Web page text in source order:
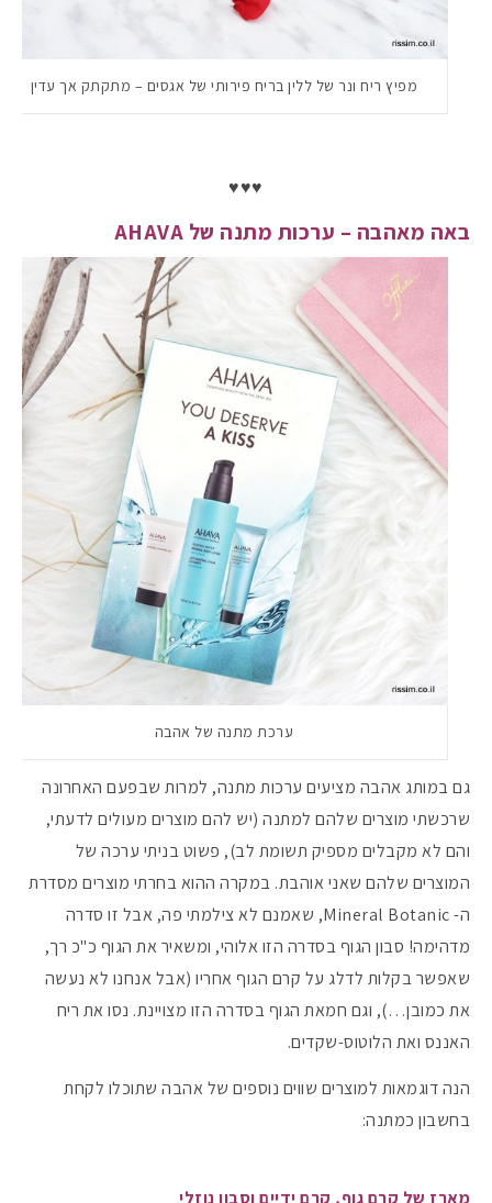
מפיץ ריח ונר של ללין בריח פירותי של אגסים – מתקתק אך עדין
♥♥♥
באה מאהבה – ערכות מתנה של AHAVA
ערכת מתנה של אהבה
גם במותג אהבה מציעים ערכות מתנה, למרות שבפעם האחרונה
שרכשתי מוצרים שלהם למתנה (יש להם מוצרים מעולים לדעתי,
והם לא מקבלים מספיק תשומת לב), פשוט בניתי ערכה של
המוצרים שלהם שאני אוהבת. במקרה ההוא בחרתי מוצרים מסדרת
ה- Mineral Botanic, שאמנם לא צילמתי פה, אבל זו סדרה
מדהימה! סבון הגוף בסדרה הזו אלוהי, ומשאיר את הגוף כ"כ רך,
שאפשר בקלות לדלג על קרם הגוף אחריו (אבל אנחנו לא נעשה
את כמובן…), וגם חמאת הגוף בסדרה הזו מצויינת. נסו את ריח
האננס ואת הלוטוס-שקדים.
הנה דוגמאות למוצרים שווים נוספים של אהבה שתוכלו לקחת
בחשבון כמתנה:
מארז של קרם גוף, קרם ידיים וסבון נוזלי